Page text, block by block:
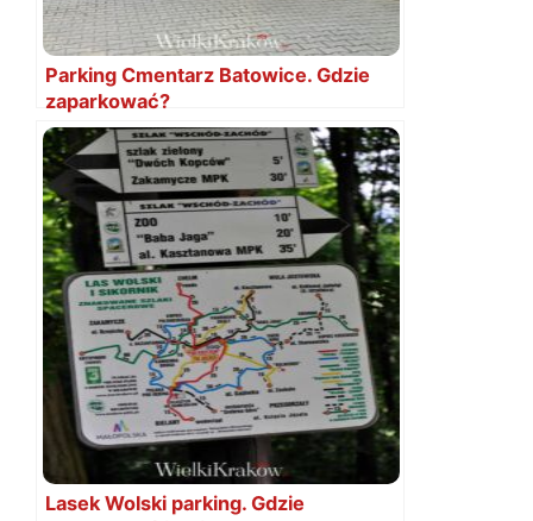
Parking Cmentarz Batowice. Gdzie
zaparkować?
Lasek Wolski parking. Gdzie